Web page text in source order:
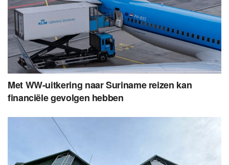
Met WW-uitkering naar Suriname reizen kan
financiële gevolgen hebben